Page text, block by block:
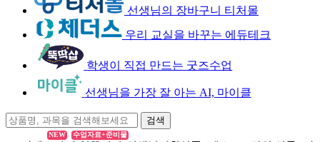
선생님의 장바구니 티처몰
우리 교실을 바꾸는 에듀테크
학생이 직접 만드는 굿즈수업
선생님을 가장 잘 아는 AI, 마이클
NEW 수업자료+준비물